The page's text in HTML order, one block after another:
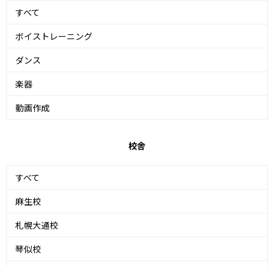
すべて
ボイストレーニング
ダンス
楽器
動画作成
校舎
すべて
麻生校
札幌大通校
琴似校